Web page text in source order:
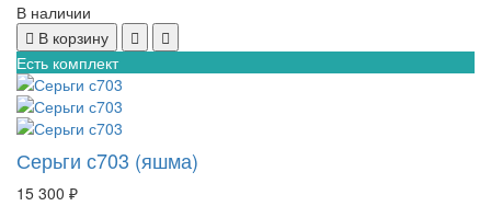
В наличии
В корзину
Есть комплект
Серьги с703 (яшма)
15 300 ₽